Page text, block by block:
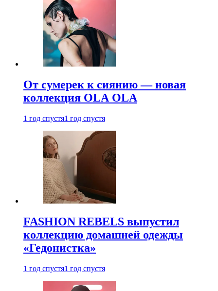
От сумерек к сиянию — новая
коллекция OLA OLA
1 год спустя1 год спустя
FASHION REBELS выпустил
коллекцию домашней одежды
«Гедонистка»
1 год спустя1 год спустя